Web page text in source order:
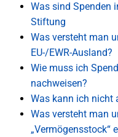
Was sind Spenden
Stiftung
Was versteht man
EU-/EWR-Ausland?
Wie muss ich
nachweisen?
Was kann ich nicht
Was versteht man
„Vermögensstock“